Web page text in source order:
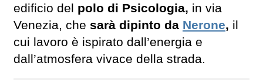
edificio del polo di Psicologia, in via
Venezia, che sarà dipinto da Nerone, il
cui lavoro è ispirato dall’energia e
dall’atmosfera vivace della strada.